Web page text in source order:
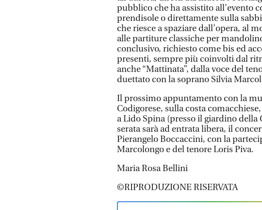
pubblico che ha assistito all’evento
prendisole o direttamente sulla
che riesce a spaziare dall’opera, al
alle partiture classiche per
conclusivo, richiesto come bis ed
presenti, sempre più coinvolti dal
anche “Mattinata”, dalla voce del
duettato con la soprano Silvia
Il prossimo appuntamento con la
Codigorese, sulla costa
a Lido Spina (presso il giardino della
serata sarà ad entrata libera, il
Pierangelo Boccaccini, con la
Marcolongo e del tenore Loris Piva.
Maria Rosa Bellini
©RIPRODUZIONE RISERVATA